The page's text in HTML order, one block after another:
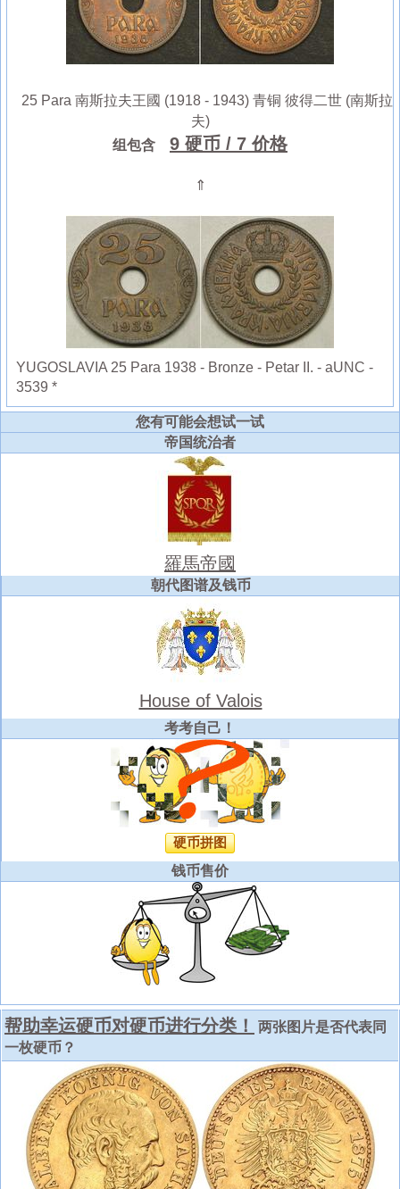
25 Para 南斯拉夫王國 (1918 - 1943) 青铜 彼得二世 (南斯拉
夫)
组包含
9 硬币 / 7 价格
⇑
YUGOSLAVIA 25 Para 1938 - Bronze - Petar II. - aUNC -
3539 *
您有可能会想试一试
帝国统治者
羅馬帝國
朝代图谱及钱币
House of Valois
考考自己！
硬币拼图
钱币售价
帮助幸运硬币对硬币进行分类！
两张图片是否代表同
一枚硬币？